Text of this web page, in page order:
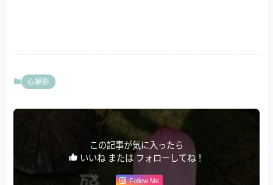
心擷影
この記事が気に入ったら
いいね または フォローしてね！
Follow Me